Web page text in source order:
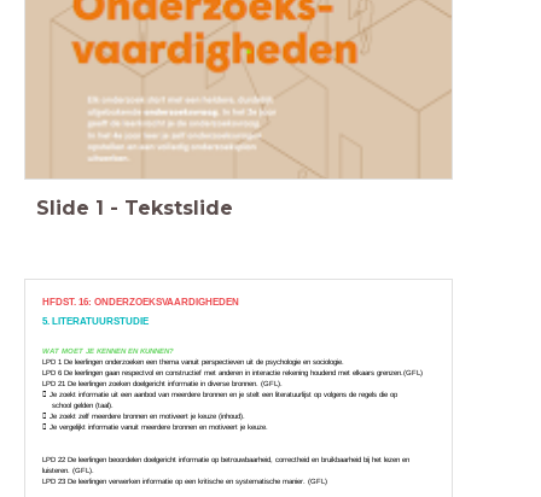
Slide 1 - Tekstslide
HFDST. 16: ONDERZOEKSVAARDIGHEDEN
5. LITERATUURSTUDIE
WAT MOET JE KENNEN EN KUNNEN?
LPD 1 De leerlingen onderzoeken een thema vanuit perspectieven uit de psychologie en sociologie.
LPD 6 De leerlingen gaan respectvol en constructief met anderen in interactie rekening houdend met elkaars grenzen.(GFL)
LPD 21 De leerlingen zoeken doelgericht informatie in diverse bronnen. (GFL).
 Je zoekt informatie uit een aanbod van meerdere bronnen en je stelt een literatuurlijst op volgens de regels die op
school gelden (taal).
 Je zoekt zelf meerdere bronnen en motiveert je keuze (inhoud).
 Je vergelijkt informatie vanuit meerdere bronnen en motiveert je keuze.
LPD 22 De leerlingen beoordelen doelgericht informatie op betrouwbaarheid, correctheid en bruikbaarheid bij het lezen en
luisteren. (GFL).
LPD 23 De leerlingen verwerken informatie op een kritische en systematische manier. (GFL)